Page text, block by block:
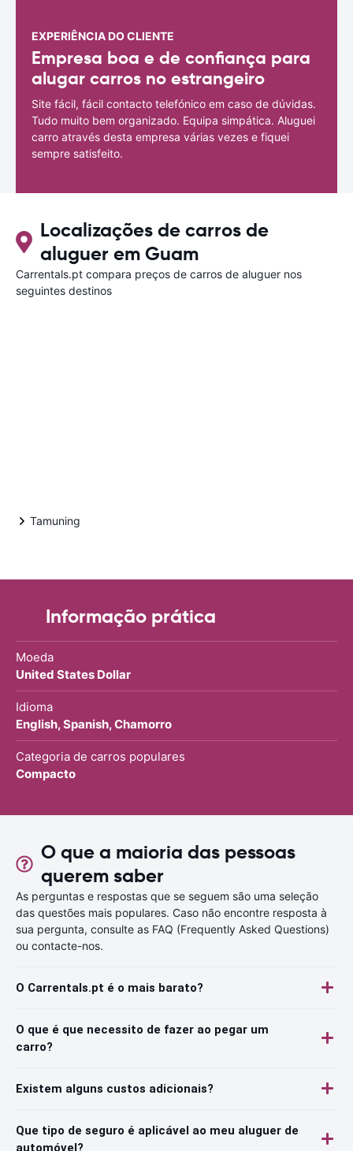
EXPERIÊNCIA DO CLIENTE
Empresa boa e de confiança para
alugar carros no estrangeiro
Site fácil, fácil contacto telefónico em caso de dúvidas.
Tudo muito bem organizado. Equipa simpática. Aluguei
carro através desta empresa várias vezes e fiquei
sempre satisfeito.
Localizações de carros de
aluguer em Guam
Carrentals.pt compara preços de carros de aluguer nos
seguintes destinos
Tamuning
Informação prática
Moeda
United States Dollar
Idioma
English, Spanish, Chamorro
Categoria de carros populares
Compacto
O que a maioria das pessoas
querem saber
As perguntas e respostas que se seguem são uma seleção
das questões mais populares. Caso não encontre resposta à
sua pergunta, consulte as FAQ (Frequently Asked Questions)
ou contacte-nos.
O Carrentals.pt é o mais barato?
O que é que necessito de fazer ao pegar um
carro?
Existem alguns custos adicionais?
Que tipo de seguro é aplicável ao meu aluguer de
automóvel?